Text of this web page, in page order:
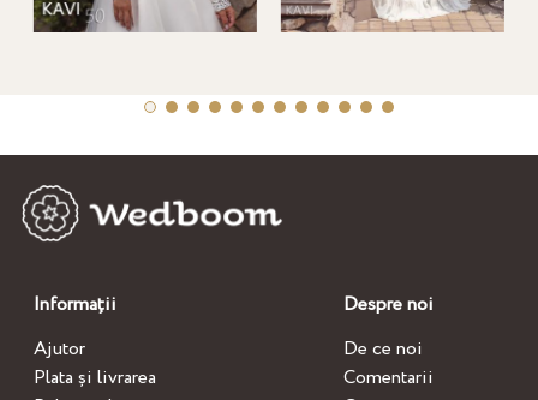
Informații
Ajutor
Plata și livrarea
Despre noi
De ce noi
Comentarii